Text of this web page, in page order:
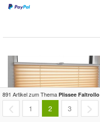
891 Artikel zum Thema Plissee Faltrollo
1 2 3